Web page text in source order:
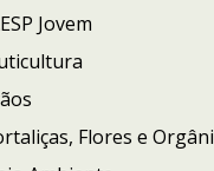
Jovem
Flores e